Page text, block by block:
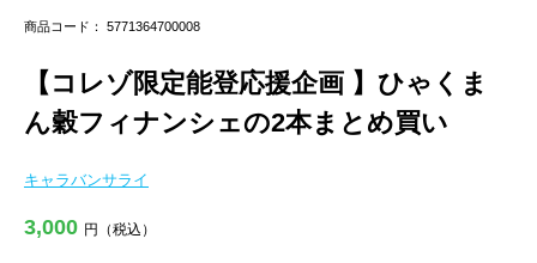
商品コード： 5771364700008
【コレゾ限定能登応援企画 】ひゃくま
ん穀フィナンシェの2本まとめ買い
キャラバンサライ
3,000 円（税込）